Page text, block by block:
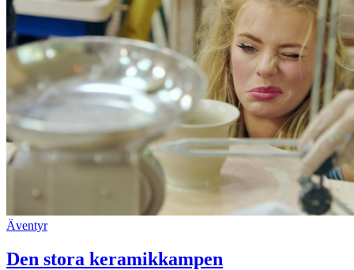
Äventyr
Den stora keramikkampen